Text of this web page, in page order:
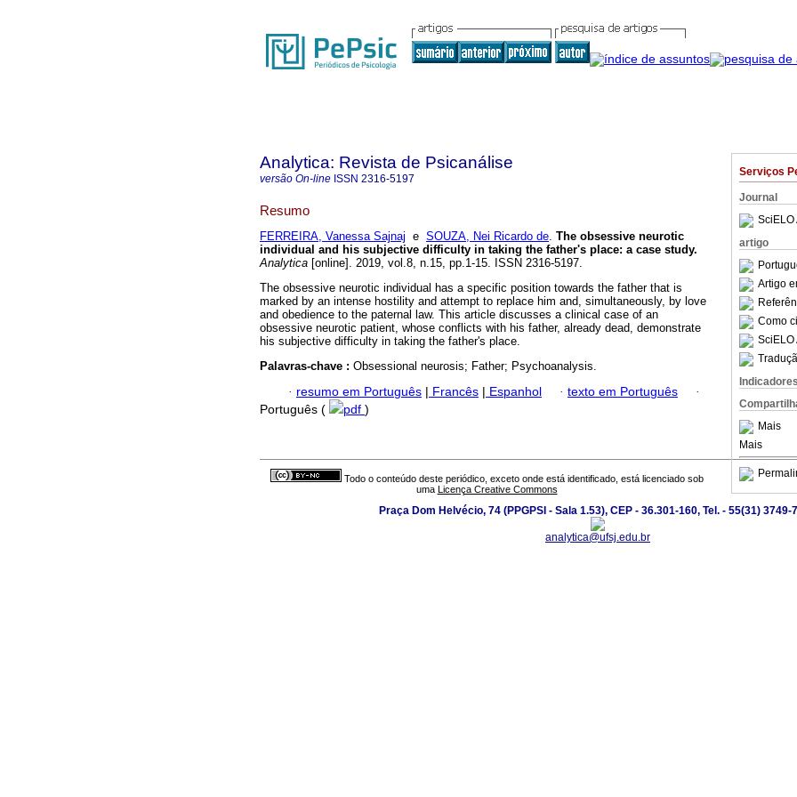
Serviços
Journal
SciELO
artigo
Artigo
Como
SciELO
Indicadores
Mais
Mais
Analytica: Revista de Psicanálise
versão On-line ISSN 2316-5197
Resumo
FERREIRA, Vanessa Sajnaj e SOUZA, Nei Ricardo de. The obsessive neurotic
individual and his subjective difficulty in taking the father's place: a case study.
Analytica [online]. 2019, vol.8, n.15, pp.1-15. ISSN 2316-5197.
The obsessive neurotic individual has a specific position towards the father that is
marked by an intense hostility and attempt to replace him and, simultaneously, by love
and obedience to the paternal law. This article discusses a clinical case of an
obsessive neurotic patient, whose conflicts with his father, already dead, demonstrate
his subjective difficulty in taking the father's place.
Palavras-chave : Obsessional neurosis; Father; Psychoanalysis.
· resumo em Português | Francês | Espanhol · texto em Português
·
Português (
pdf )
Todo o conteúdo deste periódico, exceto onde está identificado, está licenciado sob
uma Licença Creative Commons
Praça Dom Helvécio, 74 (PPGPSI - Sala 1.53), CEP - 36.301-160, Tel. - 55(31) 3749-
analytica@ufsj.edu.br